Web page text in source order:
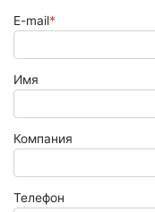
E-mail*
Имя
Компания
Телефон